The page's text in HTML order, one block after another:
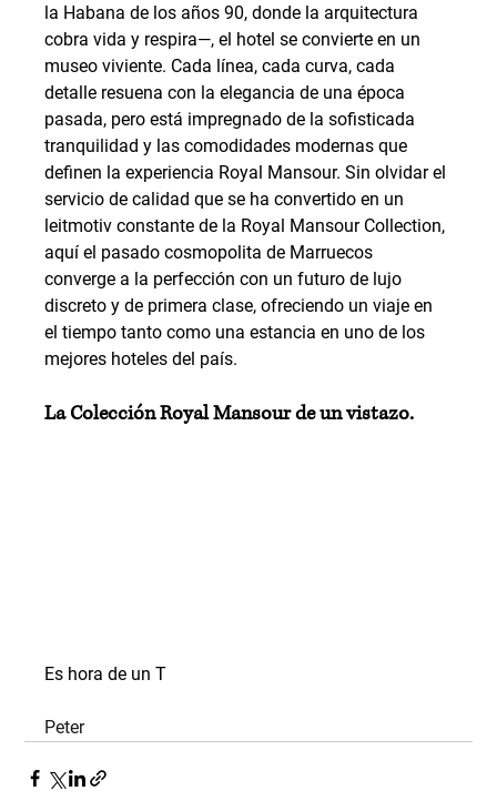
la Habana de los años 90, donde la arquitectura
cobra vida y respira—, el hotel se convierte en un
museo viviente. Cada línea, cada curva, cada
detalle resuena con la elegancia de una época
pasada, pero está impregnado de la sofisticada
tranquilidad y las comodidades modernas que
definen la experiencia Royal Mansour. Sin olvidar el
servicio de calidad que se ha convertido en un
leitmotiv constante de la Royal Mansour Collection,
aquí el pasado cosmopolita de Marruecos
converge a la perfección con un futuro de lujo
discreto y de primera clase, ofreciendo un viaje en
el tiempo tanto como una estancia en uno de los
mejores hoteles del país.
La Colección Royal Mansour de un vistazo.
Es hora de un T
Peter